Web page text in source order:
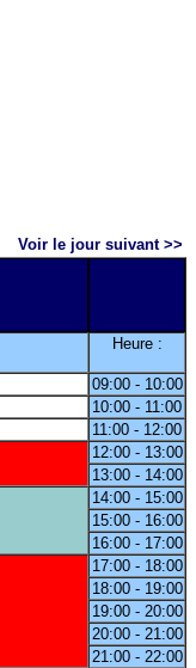
Voir le jour suivant >>
Heure :
09:00 - 10:00
10:00 - 11:00
11:00 - 12:00
12:00 - 13:00
13:00 - 14:00
14:00 - 15:00
15:00 - 16:00
16:00 - 17:00
17:00 - 18:00
18:00 - 19:00
19:00 - 20:00
20:00 - 21:00
21:00 - 22:00